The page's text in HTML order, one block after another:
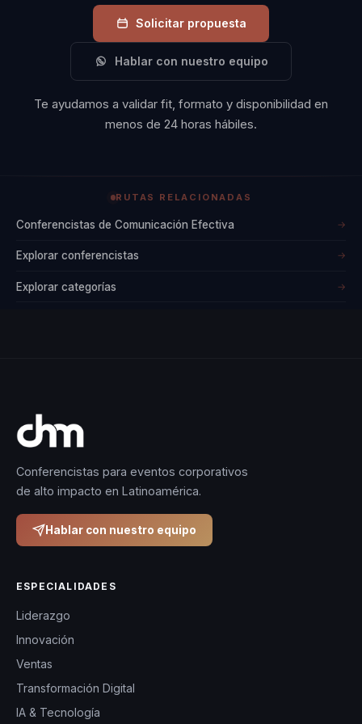
Solicitar propuesta
Hablar con nuestro equipo
Te ayudamos a validar fit, formato y disponibilidad en
menos de 24 horas hábiles.
RUTAS RELACIONADAS
Conferencistas de Comunicación Efectiva →
Explorar conferencistas →
Explorar categorías →
Conferencistas para eventos corporativos
de alto impacto en Latinoamérica.
Hablar con nuestro equipo
ESPECIALIDADES
Liderazgo
Innovación
Ventas
Transformación Digital
IA & Tecnología